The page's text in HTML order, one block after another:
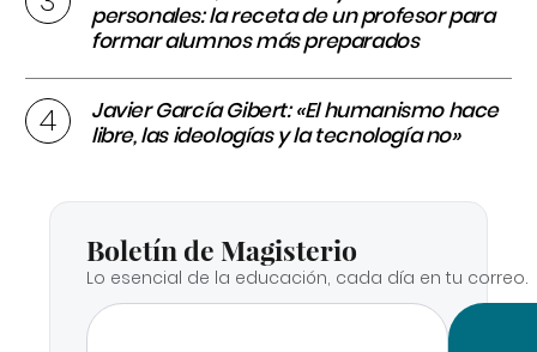
personales: la receta de un profesor para
formar alumnos más preparados
Javier García Gibert: «El humanismo hace
libre, las ideologías y la tecnología no»
Boletín de Magisterio
Lo esencial de la educación, cada día en tu correo.